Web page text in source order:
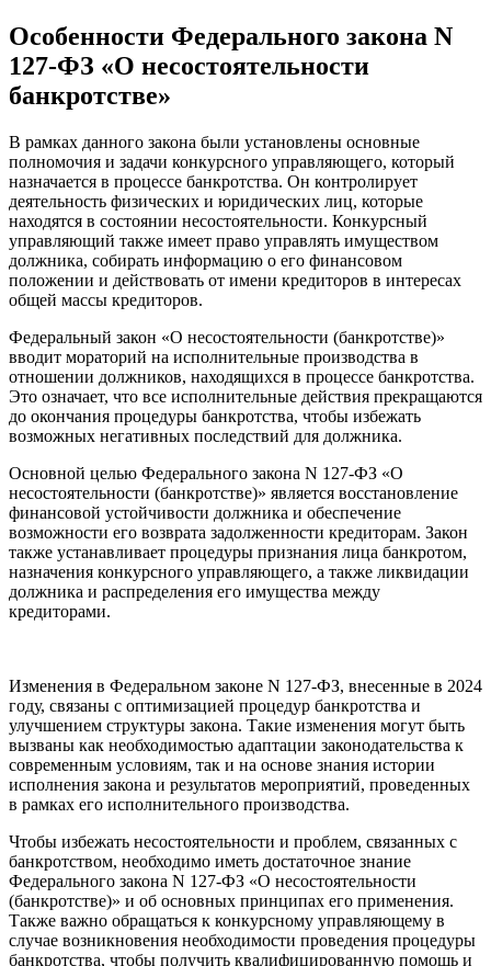
Особенности Федерального закона N
127-ФЗ «О несостоятельности
банкротстве»
В рамках данного закона были установлены основные
полномочия и задачи конкурсного управляющего, который
назначается в процессе банкротства. Он контролирует
деятельность физических и юридических лиц, которые
находятся в состоянии несостоятельности. Конкурсный
управляющий также имеет право управлять имуществом
должника, собирать информацию о его финансовом
положении и действовать от имени кредиторов в интересах
общей массы кредиторов.
Федеральный закон «О несостоятельности (банкротстве)»
вводит мораторий на исполнительные производства в
отношении должников, находящихся в процессе банкротства.
Это означает, что все исполнительные действия прекращаются
до окончания процедуры банкротства, чтобы избежать
возможных негативных последствий для должника.
Основной целью Федерального закона N 127-ФЗ «О
несостоятельности (банкротстве)» является восстановление
финансовой устойчивости должника и обеспечение
возможности его возврата задолженности кредиторам. Закон
также устанавливает процедуры признания лица банкротом,
назначения конкурсного управляющего, а также ликвидации
должника и распределения его имущества между
кредиторами.
Изменения в Федеральном законе N 127-ФЗ, внесенные в 2024
году, связаны с оптимизацией процедур банкротства и
улучшением структуры закона. Такие изменения могут быть
вызваны как необходимостью адаптации законодательства к
современным условиям, так и на основе знания истории
исполнения закона и результатов мероприятий, проведенных
в рамках его исполнительного производства.
Чтобы избежать несостоятельности и проблем, связанных с
банкротством, необходимо иметь достаточное знание
Федерального закона N 127-ФЗ «О несостоятельности
(банкротстве)» и об основных принципах его применения.
Также важно обращаться к конкурсному управляющему в
случае возникновения необходимости проведения процедуры
банкротства, чтобы получить квалифицированную помощь и